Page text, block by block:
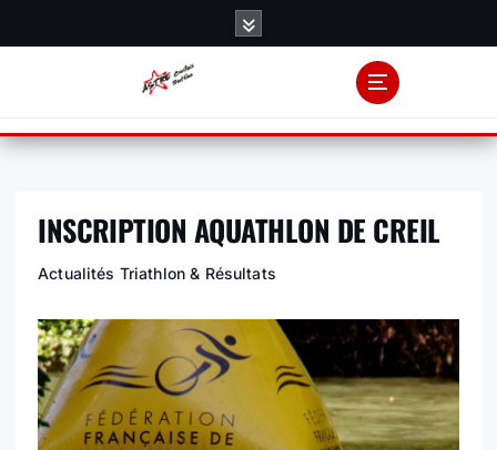
o
INSCRIPTION AQUATHLON DE CREIL
Actualités Triathlon & Résultats